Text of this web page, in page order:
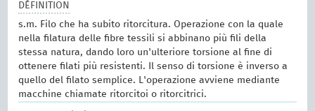
DÉFINITION
s.m. Filo che ha subito ritorcitura. Operazione con la quale
nella filatura delle fibre tessili si abbinano più fili della
stessa natura, dando loro un'ulteriore torsione al fine di
ottenere filati più resistenti. Il senso di torsione è inverso a
quello del filato semplice. L'operazione avviene mediante
macchine chiamate ritorcitoi o ritorcitrici.